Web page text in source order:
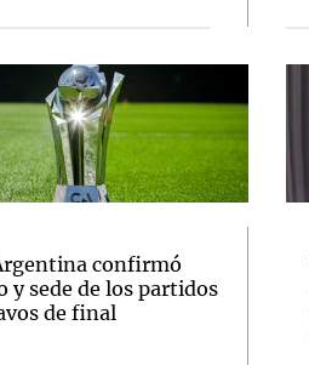
confirmó
y sede de los partidos
de final